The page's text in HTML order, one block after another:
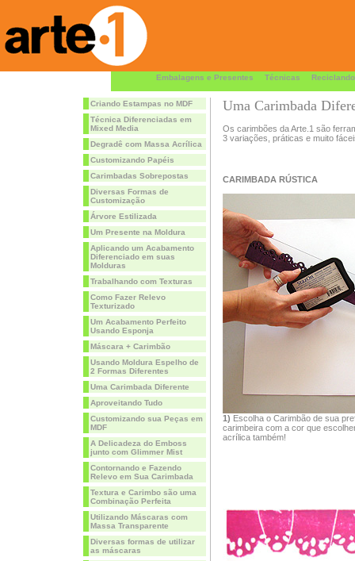
Embalagens e Presentes Técnicas Reciclando
Criando Estampas no MDF
Técnica Diferenciadas em
Mixed Media
Degradê com Massa Acrílica
Customizando Papéis
Carimbadas Sobrepostas
Diversas Formas de
Customização
Árvore Estilizada
Um Presente na Moldura
Aplicando um Acabamento
Diferenciado em suas
Molduras
Trabalhando com Texturas
Como Fazer Relevo
Texturizado
Um Acabamento Perfeito
Usando Esponja
Máscara + Carimbão
Usando Moldura Espelho de
2 Formas Diferentes
Uma Carimbada Diferente
Aproveitando Tudo
Customizando sua Peças em
MDF
A Delicadeza do Emboss
junto com Glimmer Mist
Contornando e Fazendo
Relevo em Sua Carimbada
Textura e Carimbo são uma
Combinação Perfeita
Utilizando Máscaras com
Massa Transparente
Diversas formas de utilizar
as máscaras
Uma Carimbada
Os carimbões da Arte.1 são
3 variações, práticas e muito
CARIMBADA RÚSTICA
1) Escolha o Carimbão de sua
carimbeira com a cor que
acrílica também!